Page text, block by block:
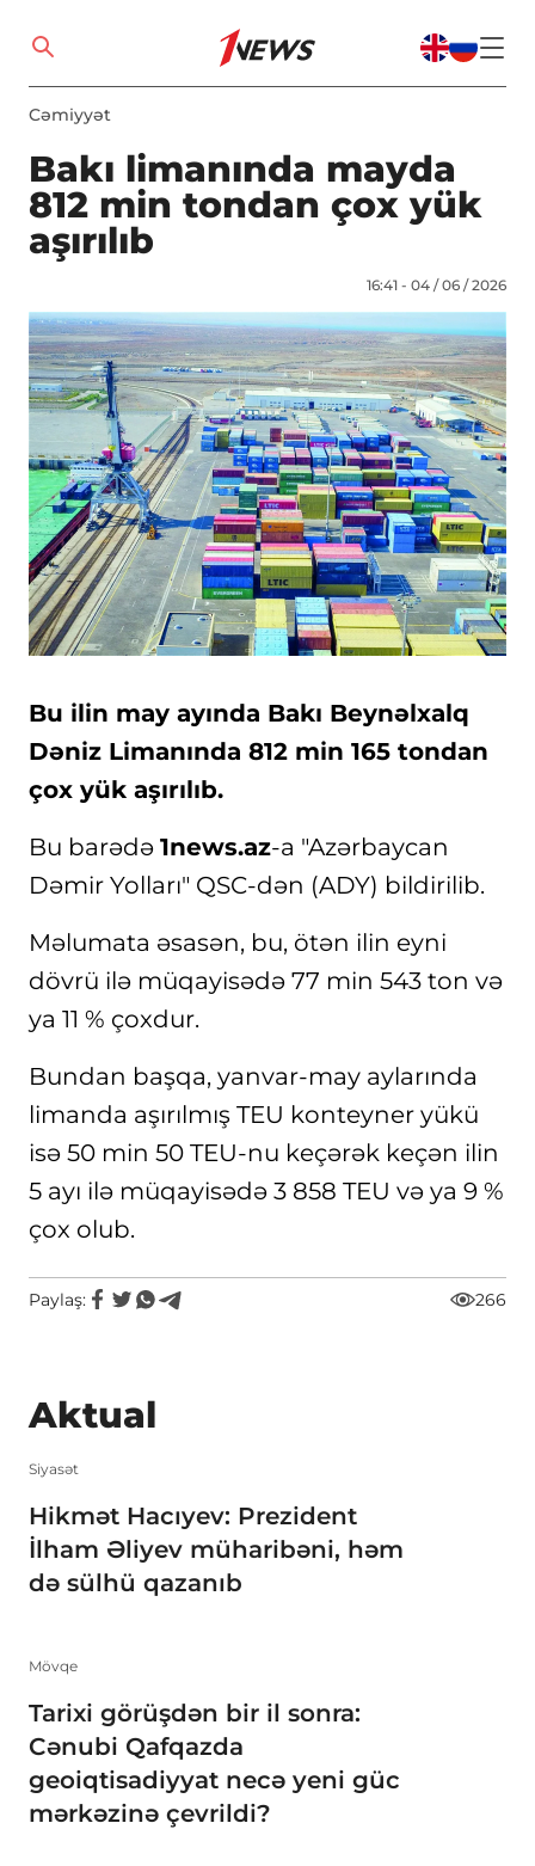
Cəmiyyət
Bakı limanında mayda
812 min tondan çox yük
aşırılıb
16:41 - 04 / 06 / 2026
Bu ilin may ayında Bakı Beynəlxalq
Dəniz Limanında 812 min 165 tondan
çox yük aşırılıb.
Bu barədə 1news.az-a "Azərbaycan
Dəmir Yolları" QSC-dən (ADY) bildirilib.
Məlumata əsasən, bu, ötən ilin eyni
dövrü ilə müqayisədə 77 min 543 ton və
ya 11 % çoxdur.
Bundan başqa, yanvar-may aylarında
limanda aşırılmış TEU konteyner yükü
isə 50 min 50 TEU-nu keçərək keçən ilin
5 ayı ilə müqayisədə 3 858 TEU və ya 9 %
çox olub.
Paylaş: 266
Aktual
Siyasət
Hikmət Hacıyev: Prezident
İlham Əliyev müharibəni, həm
də sülhü qazanıb
Mövqe
Tarixi görüşdən bir il sonra:
Cənubi Qafqazda
geoiqtisadiyyat necə yeni güc
mərkəzinə çevrildi?